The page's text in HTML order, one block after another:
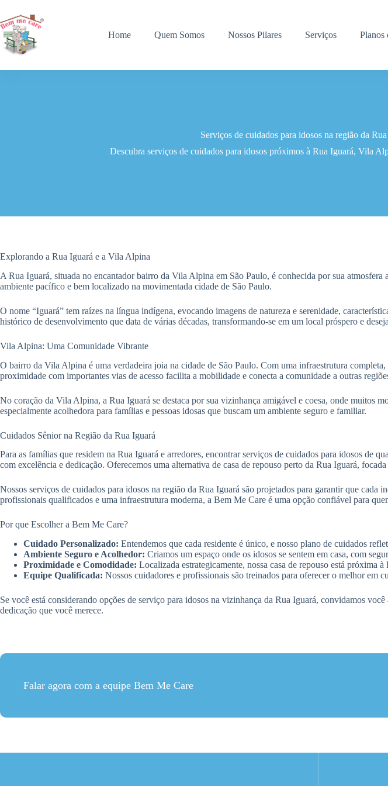
para
o
conteúdo
Home Quem Somos Nossos Pilares Serviços Planos
Serviços de cuidados para idosos na região da
Descubra serviços de cuidados para idosos próximos à Rua Iguará, Vila
Explorando a Rua Iguará e a Vila Alpina
A Rua Iguará, situada no encantador bairro da Vila Alpina em São Paulo, é conhecida por sua
ambiente pacífico e bem localizado na movimentada cidade de São Paulo.
O nome “Iguará” tem raízes na língua indígena, evocando imagens de natureza e serenidade,
histórico de desenvolvimento que data de várias décadas, transformando-se em um local próspero e
Vila Alpina: Uma Comunidade Vibrante
O bairro da Vila Alpina é uma verdadeira joia na cidade de São Paulo. Com uma infraestrutura
proximidade com importantes vias de acesso facilita a mobilidade e conecta a comunidade a outras
No coração da Vila Alpina, a Rua Iguará se destaca por sua vizinhança amigável e coesa, onde muitos
especialmente acolhedora para famílias e pessoas idosas que buscam um ambiente seguro e familiar.
Cuidados Sênior na Região da Rua Iguará
Para as famílias que residem na Rua Iguará e arredores, encontrar serviços de cuidados para idosos de
com excelência e dedicação. Oferecemos uma alternativa de casa de repouso perto da Rua Iguará,
Nossos serviços de cuidados para idosos na região da Rua Iguará são projetados para garantir que
profissionais qualificados e uma infraestrutura moderna, a Bem Me Care é uma opção confiável para
Por que Escolher a Bem Me Care?
Cuidado Personalizado: Entendemos que cada residente é único, e nosso plano de cuidados
Ambiente Seguro e Acolhedor: Criamos um espaço onde os idosos se sentem em casa, com
Proximidade e Comodidade: Localizada estrategicamente, nossa casa de repouso está próxima
Equipe Qualificada: Nossos cuidadores e profissionais são treinados para oferecer o melhor em
Se você está considerando opções de serviço para idosos na vizinhança da Rua Iguará, convidamos
dedicação que você merece.
Falar agora com a equipe Bem Me Care